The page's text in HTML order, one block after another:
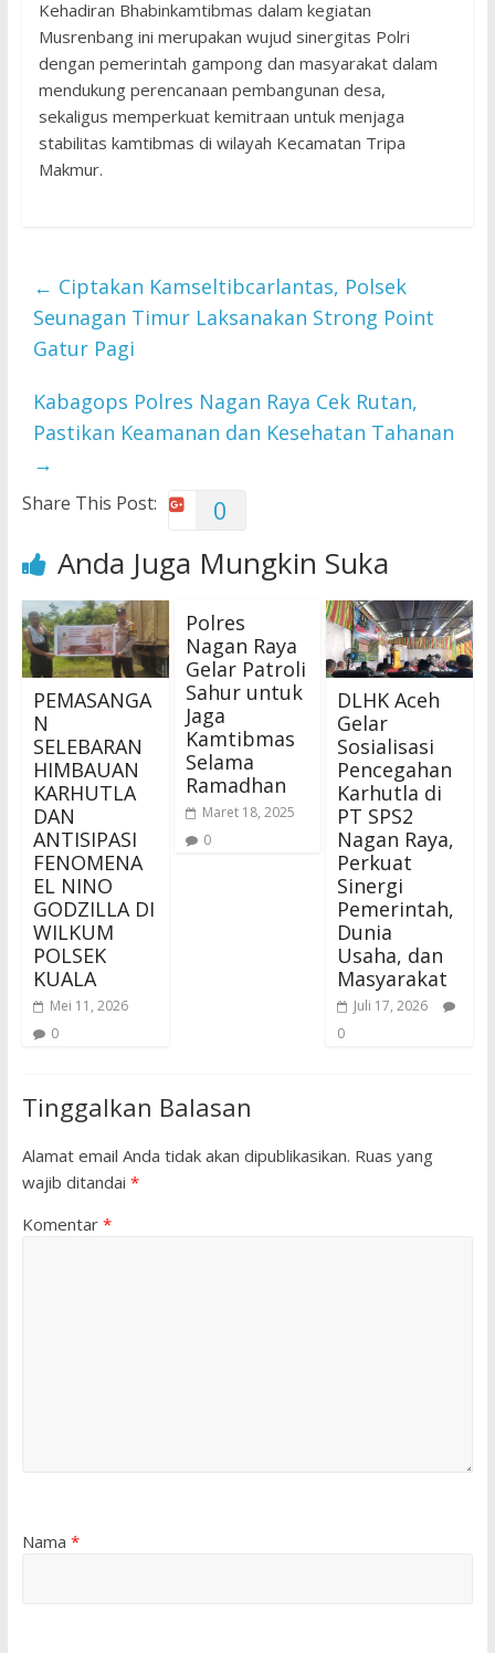
Kehadiran Bhabinkamtibmas dalam kegiatan
Musrenbang ini merupakan wujud sinergitas Polri
dengan pemerintah gampong dan masyarakat dalam
mendukung perencanaan pembangunan desa,
sekaligus memperkuat kemitraan untuk menjaga
stabilitas kamtibmas di wilayah Kecamatan Tripa
Makmur.
← Ciptakan Kamseltibcarlantas, Polsek
Seunagan Timur Laksanakan Strong Point
Gatur Pagi
Kabagops Polres Nagan Raya Cek Rutan,
Pastikan Keamanan dan Kesehatan Tahanan
→
Share This Post: 0
Anda Juga Mungkin Suka
PEMASANGA
N
SELEBARAN
HIMBAUAN
KARHUTLA
DAN
ANTISIPASI
FENOMENA
EL NINO
GODZILLA DI
WILKUM
POLSEK
KUALA
Mei 11, 2026
0
Polres
Nagan Raya
Gelar Patroli
Sahur untuk
Jaga
Kamtibmas
Selama
Ramadhan
Maret 18, 2025
0
DLHK Aceh
Gelar
Sosialisasi
Pencegahan
Karhutla di
PT SPS2
Nagan Raya,
Perkuat
Sinergi
Pemerintah,
Dunia
Usaha, dan
Masyarakat
Juli 17, 2026
0
Tinggalkan Balasan
Alamat email Anda tidak akan dipublikasikan. Ruas yang
wajib ditandai *
Komentar *
Nama *